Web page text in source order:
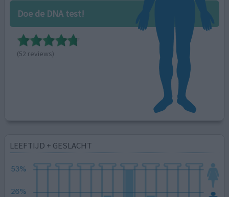
Doe de DNA test!
(52 reviews)
LEEFTIJD + GESLACHT